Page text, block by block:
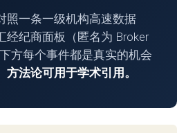
照一条一级机构高速数据
经纪商面板（匿名为 Broker
方每个事件都是真实的机会
方法论可用于学术引用。